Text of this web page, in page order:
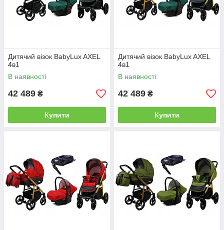
Дитячий візок BabyLux AXEL
4в1
В наявності
42 489 ₴
Купити
Дитячий візок BabyLux AXEL
4в1
В наявності
42 489 ₴
Купити